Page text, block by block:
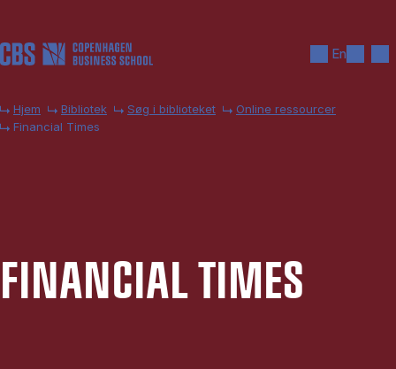
En
Hjem Bibliotek Søg i biblioteket
Online ressourcer
Financial Times
FI­NAN­CI­AL TI­MES